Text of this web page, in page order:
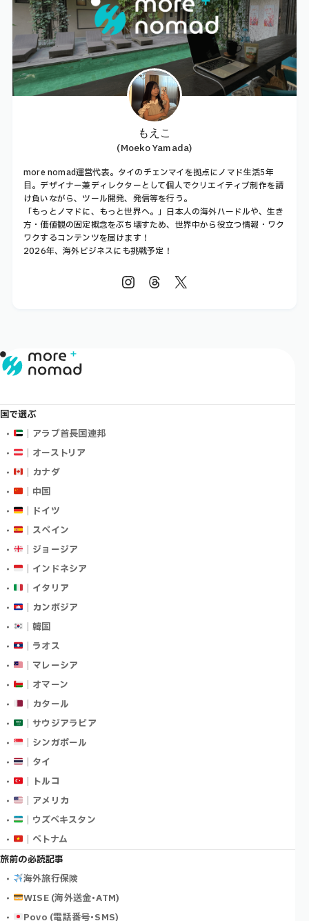
もえこ
(Moeko Yamada)
more nomad運営代表。タイのチェンマイを拠点にノマド生活5年
目。デザイナー兼ディレクターとして個人でクリエイティブ制作を請
け負いながら、ツール開発、発信等を行う。
「もっとノマドに、もっと世界へ。」日本人の海外ハードルや、生き
方・価値観の固定概念をぶち壊すため、世界中から役立つ情報・ワク
ワクするコンテンツを届けます！
2026年、海外ビジネスにも挑戦予定！
国で選ぶ
｜アラブ首長国連邦
｜オーストリア
｜カナダ
｜中国
｜ドイツ
｜スペイン
｜ジョージア
｜インドネシア
｜イタリア
｜カンボジア
｜韓国
｜ラオス
｜マレーシア
｜オマーン
｜カタール
｜サウジアラビア
｜シンガポール
｜タイ
｜トルコ
｜アメリカ
｜ウズベキスタン
｜ベトナム
旅前の必読記事
海外旅行保険
WISE (海外送金･ATM)
Povo (電話番号･SMS)